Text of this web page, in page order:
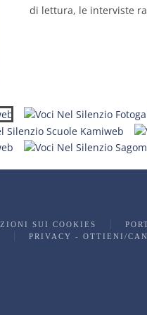
di lettura, le interviste
SUI COOKIES
PRIVACY - OTTIENI/